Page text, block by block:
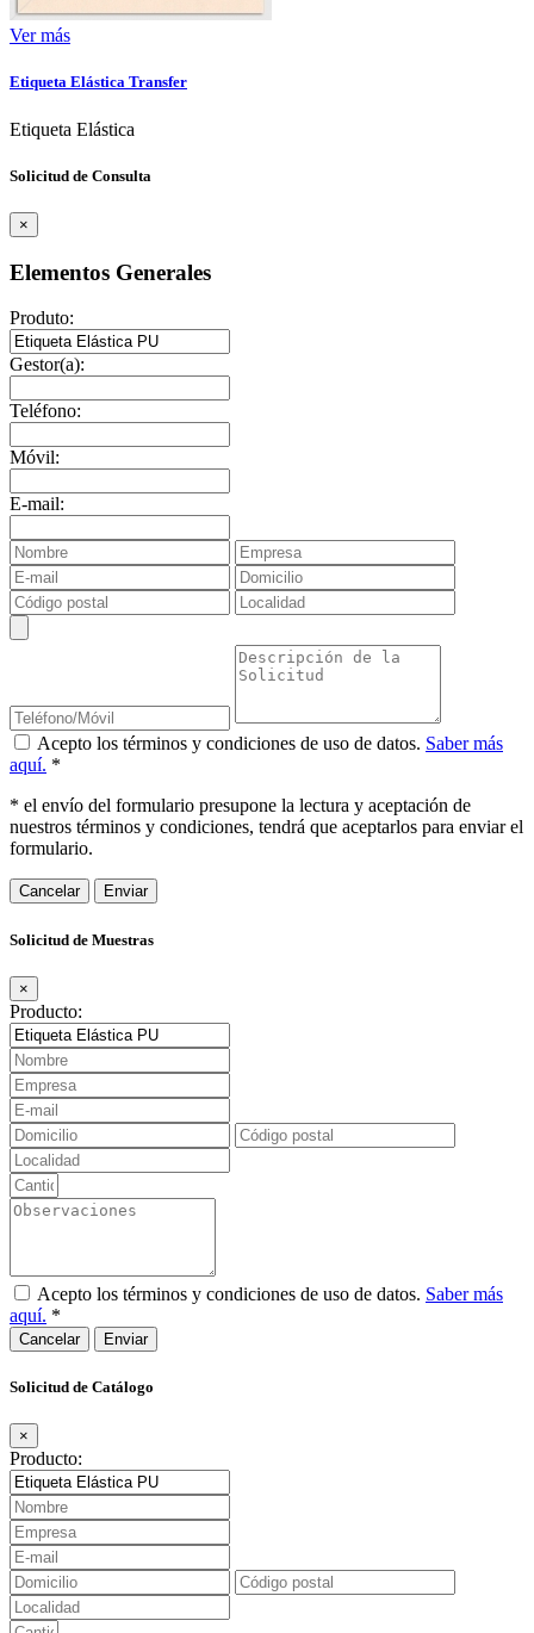
Ver más
Etiqueta Elástica Transfer
Etiqueta Elástica
Solicitud de Consulta
×
Elementos Generales
Produto:
Gestor(a):
Teléfono:
Móvil:
E-mail:
Acepto los términos y condiciones de uso de datos. Saber más
aquí. *
* el envío del formulario presupone la lectura y aceptación de
nuestros términos y condiciones, tendrá que aceptarlos para enviar el
formulario.
Cancelar
Solicitud de Muestras
×
Producto:
Acepto los términos y condiciones de uso de datos. Saber más
aquí. *
Cancelar
Solicitud de Catálogo
×
Producto: